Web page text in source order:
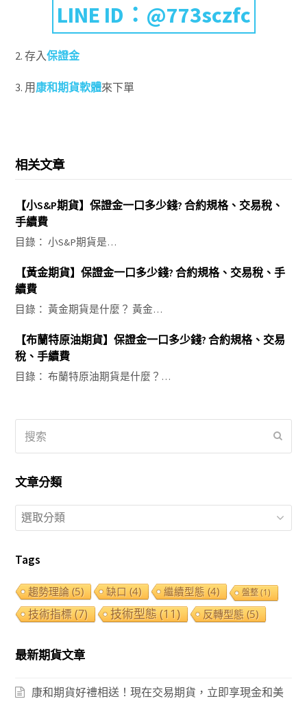
LINE ID：@773sczfc
2. 存入保證金
3. 用康和期貨軟體來下單
相关文章
【小S&P期貨】保證金一口多少錢? 合約規格、交易稅、
手續費
目錄： 小S&P期貨是…
【黃金期貨】保證金一口多少錢? 合約規格、交易稅、手
續費
目錄： 黃金期貨是什麼？ 黃金…
【布蘭特原油期貨】保證金一口多少錢? 合約規格、交易
稅、手續費
目錄： 布蘭特原油期貨是什麼？…
搜
索
文章分類
文
章
類
Tags
趨勢理論 (5) 缺口 (4) 繼續型態 (4) 盤整(1)
技術指標(7) 技術型態(11) 反轉型態 (5)
最新期貨文章
康和期貨好禮相送！現在交易期貨，立即享現金和美